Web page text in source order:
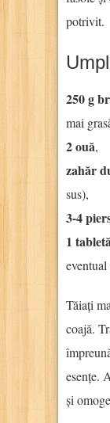
potrivit.
250 g
mai
2 ouă,
zahăr
sus),
3-4
1
eventual
Tăiați
coajă.
esențe.
și